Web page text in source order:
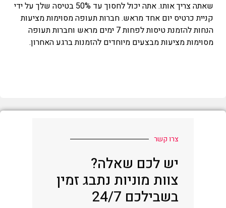
שאתה צריך אותו. אתה יכול לחסוך עד 50% בטיסה שלך על ידי
קניית כרטיס יום אחד מראש. חברות תעופה מסוימות מציעות
הנחות להזמנת טיסות לפחות 7 ימים מראש וחברות תעופה
מסוימות מציעות מבצעים מיוחדים להזמנות ברגע האחרון.
צרו קשר
יש לכם שאלה?
צוות מוניות נתבג זמין
בשבילכם 24/7